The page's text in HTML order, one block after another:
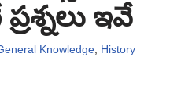
ఇవే
Knowledge, History